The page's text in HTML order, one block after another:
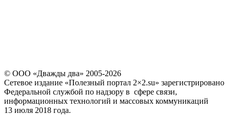
© ООО «Дважды два» 2005-2026
Сетевое издание «Полезный портал 2×2.su» зарегистрировано
Федеральной службой по надзору в сфере связи,
информационных технологий и массовых коммуникаций
13 июля 2018 года.